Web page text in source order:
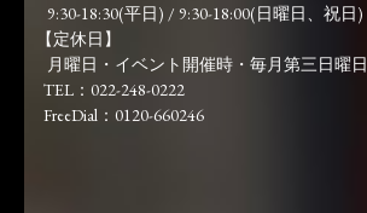
9:30-18:30(平日) / 9:30-18:00(日曜日、祝日)
【定休日】
月曜日・イベント開催時・毎月第三日曜日
TEL：022-248-0222
FreeDial：0120-660246